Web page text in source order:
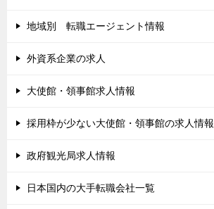
地域別 転職エージェント情報
外資系企業の求人
大使館・領事館求人情報
採用枠が少ない大使館・領事館の求人情報
政府観光局求人情報
日本国内の大手転職会社一覧